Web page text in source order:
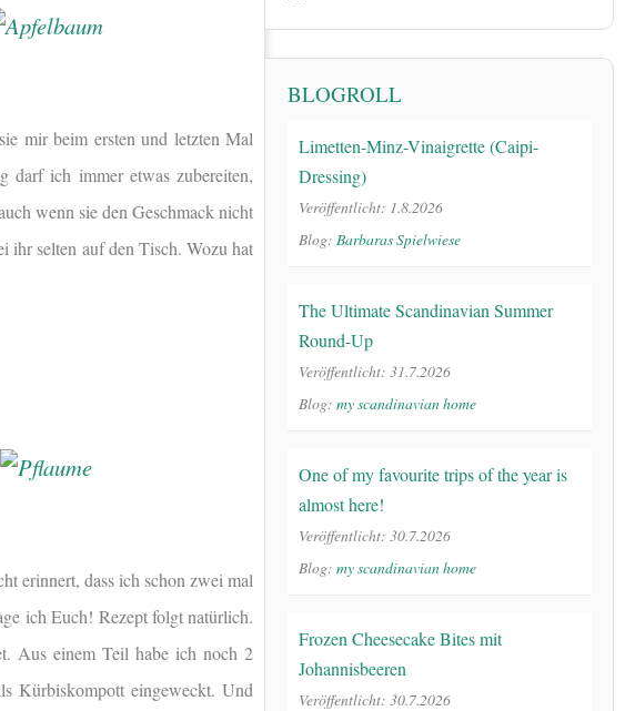
mir beim ersten und letzten Mal
darf ich immer etwas zubereiten,
wenn sie den Geschmack nicht
ihr selten auf den Tisch. Wozu hat
erinnert, dass ich schon zwei mal
ich Euch! Rezept folgt natürlich.
Aus einem Teil habe ich noch 2
Kürbiskompott eingeweckt. Und
BLOGROLL
Limetten-Minz-Vinaigrette (Caipi-
Dressing)
Veröffentlicht: 1.8.2026
Blog: Barbaras Spielwiese
The Ultimate Scandinavian Summer
Round-Up
Veröffentlicht: 31.7.2026
Blog: my scandinavian home
One of my favourite trips of the year is
almost here!
Veröffentlicht: 30.7.2026
Blog: my scandinavian home
Frozen Cheesecake Bites mit
Johannisbeeren
Veröffentlicht: 30.7.2026